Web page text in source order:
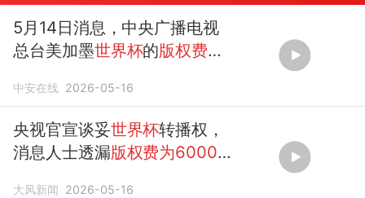
5月14日消息，中央广播电视
总台美加墨世界杯的版权费为
全国网友的支持
中安在线 2026-05-16
央视官宣谈妥世界杯转播权，
消息人士透漏版权费为6000
大风新闻 2026-05-16